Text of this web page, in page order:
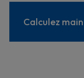
Calculez